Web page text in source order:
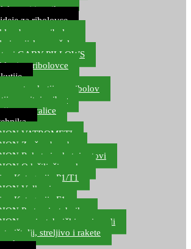
i optika
za ribolovce
bon za ribolov
naočale
GABY PILLOWS
za ribolovce
kutije za ribolov
za sitni pribor
za varalice
VATROMETI
Zračne bombe
Rakete i raketni setovi
Odašiljači zvuka
Kategorija P1/T1
Vulkani
Kategorija F1
Party pirotehnika
nepirotehnički proizvodi
pištolji, streljivo i rakete